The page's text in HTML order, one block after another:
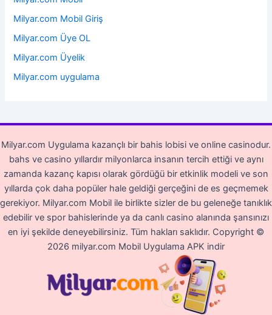
Milyar.com Mobil Giriş
Milyar.com Üye OL
Milyar.com Üyelik
Milyar.com uygulama
Milyar.com Uygulama kazançlı bir bahis lobisi ve online casinodur.
bahs ve casino yıllardır milyonlarca insanın tercih ettiği ve aynı
zamanda kazanç kapısı olarak gördüğü bir etkinlik modeli ve son
yıllarda çok daha popüler hale geldiği gerçeğini de es geçmemek
gerekiyor. Milyar.com Mobil ile birlikte sizler de bu geleneğe tanıklık
edebilir ve spor bahislerinde ya da canlı casino alanında şansınızı
en iyi şekilde deneyebilirsiniz. Tüm hakları saklıdır. Copyright ©
2026 milyar.com Mobil Uygulama APK indir